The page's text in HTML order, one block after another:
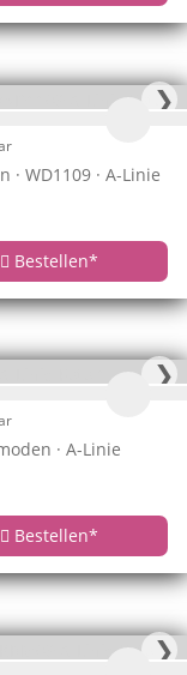
❯
WD1109 · A-Linie
Bestellen*
❯
· A-Linie
Bestellen*
❯